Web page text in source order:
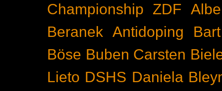
Championship
ZDF
Beranek Antidoping
Böse Buben Carsten
Lieto DSHS Daniela